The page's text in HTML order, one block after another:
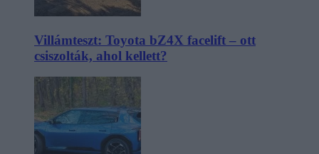
Villámteszt: Toyota bZ4X facelift – ott
csiszolták, ahol kellett?